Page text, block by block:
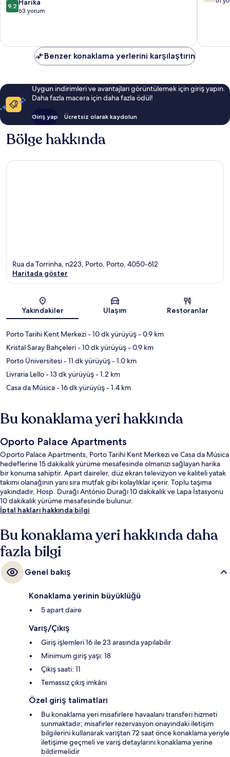
Parking
üzerinden
yorum
9,2
63 yorum
Benzer konaklama yerlerini karşılaştırın
Uygun indirimleri ve avantajları görüntülemek için giriş yapın.
Daha fazla macera için daha fazla ödül!
Giriş yap Ücretsiz olarak kaydolun
Bölge hakkında
Harita
Rua da Torrinha, n223, Porto, Porto, 4050-612
Haritada göster
Yakındakiler Ulaşım Restoranlar
Porto Tarihi Kent Merkezi- 10 dk yürüyüş- 0.9 km
Kristal Saray Bahçeleri- 10 dk yürüyüş- 0.9 km
Porto Üniversitesi- 11 dk yürüyüş- 1.0 km
Livraria Lello- 13 dk yürüyüş- 1.2 km
Casa da Música- 16 dk yürüyüş- 1.4 km
Bu konaklama yeri hakkında
Oporto Palace Apartments
Oporto Palace Apartments, Porto Tarihi Kent Merkezi ve Casa da Música
hedeflerine 15 dakikalık yürüme mesafesinde olmanızı sağlayan harika
bir konuma sahiptir. Apart daireler, düz ekran televizyon ve kaliteli yatak
takımı olanağının yanı sıra mutfak gibi kolaylıklar içerir. Toplu taşıma
yakındadır, Hosp. Durağı António Durağı 10 dakikalık ve Lapa İstasyonu
10 dakikalık yürüme mesafesinde bulunur.
İptal hakları hakkında bilgi
Bu konaklama yeri hakkında daha
fazla bilgi
Genel bakış
Konaklama yerinin büyüklüğü
5 apart daire
Varış/Çıkış
Giriş işlemleri 16 ile 23 arasında yapılabilir
Minimum giriş yaşı: 18
Çıkış saati: 11
Temassız çıkış imkânı
Özel giriş talimatları
Bu konaklama yeri misafirlere havaalanı transferi hizmeti
sunmaktadır; misafirler rezervasyon onayındaki iletişim
bilgilerini kullanarak varıştan 72 saat önce konaklama yeriyle
iletişime geçmeli ve varış detaylarını konaklama yerine
bildirmelidir